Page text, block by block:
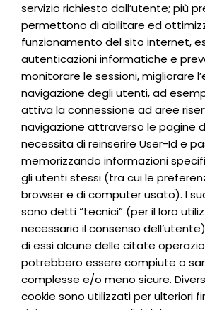
servizio richiesto dall’utente; più
permettono di abilitare ed
funzionamento del sito internet,
autenticazioni informatiche e
monitorare le sessioni, migliorare
navigazione degli utenti, ad
attiva la connessione ad aree
navigazione attraverso le pagine
necessita di reinserire User-Id e
memorizzando informazioni
gli utenti stessi (tra cui le
browser e di computer usato). I
sono detti “tecnici” (per il loro
necessario il consenso
di essi alcune delle citate
potrebbero essere compiute o
complesse e/o meno sicure.
cookie sono utilizzati per ulteriori